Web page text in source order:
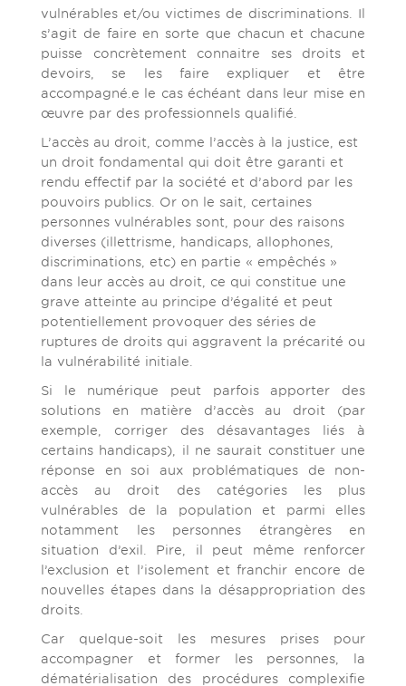
vulnérables et/ou victimes de discriminations. Il
s’agit de faire en sorte que chacun et chacune
puisse concrètement connaitre ses droits et
devoirs, se les faire expliquer et être
accompagné.e le cas échéant dans leur mise en
œuvre par des professionnels qualifié.
L’accès au droit, comme l’accès à la justice, est
un droit fondamental qui doit être garanti et
rendu effectif par la société et d’abord par les
pouvoirs publics. Or on le sait, certaines
personnes vulnérables sont, pour des raisons
diverses (illettrisme, handicaps, allophones,
discriminations, etc) en partie « empêchés »
dans leur accès au droit, ce qui constitue une
grave atteinte au principe d’égalité et peut
potentiellement provoquer des séries de
ruptures de droits qui aggravent la précarité ou
la vulnérabilité initiale.
Si le numérique peut parfois apporter des
solutions en matière d’accès au droit (par
exemple, corriger des désavantages liés à
certains handicaps), il ne saurait constituer une
réponse en soi aux problématiques de non-
accès au droit des catégories les plus
vulnérables de la population et parmi elles
notamment les personnes étrangères en
situation d’exil. Pire, il peut même renforcer
l’exclusion et l’isolement et franchir encore de
nouvelles étapes dans la désappropriation des
droits.
Car quelque-soit les mesures prises pour
accompagner et former les personnes, la
dématérialisation des procédures complexifie